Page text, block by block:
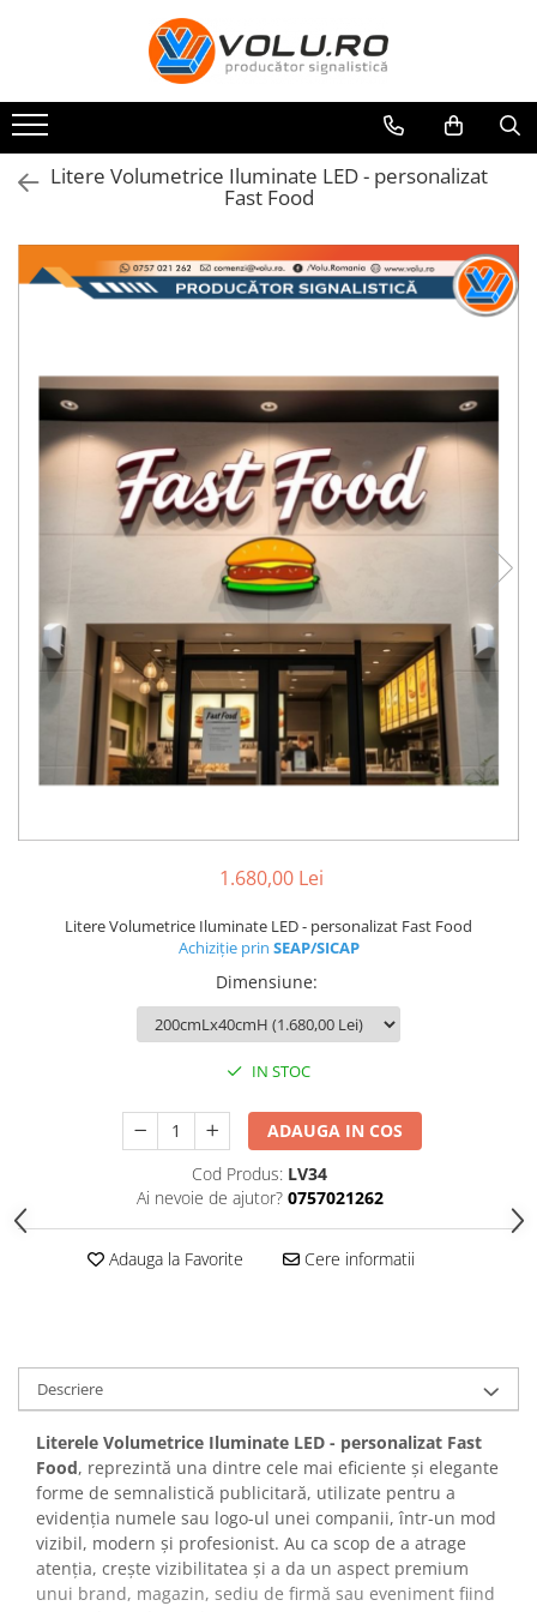
Toate Produsele
Accesorii Steaguri
Bannere
Casete Luminoase
Design interior
Inscriptionare Articole Textile
De Dama
Inscriptionari Auto
Litere Volumetrice
Litere iluminate BEC LED
Litere iluminate LED
Litere iluminate NEONFLEX
Signalistica Institutii Publice
Sisteme de Afisare
Totemuri
Litere Volumetrice Iluminate LED - personalizat
Fast Food
1.680,00 Lei
Litere Volumetrice Iluminate LED - personalizat Fast Food
Achiziție prin SEAP/SICAP
Dimensiune:
IN STOC
ADAUGA IN COS
Cod Produs: LV34
Ai nevoie de ajutor? 0757021262
Adauga la Favorite Cere informatii
Descriere
Literele Volumetrice Iluminate LED - personalizat Fast
Food, reprezintă una dintre cele mai eficiente și elegante
forme de semnalistică publicitară, utilizate pentru a
evidenția numele sau logo-ul unei companii, într-un mod
vizibil, modern și profesionist. Au ca scop de a atrage
atenția, crește vizibilitatea și a da un aspect premium
unui brand, magazin, sediu de firmă sau eveniment fiind